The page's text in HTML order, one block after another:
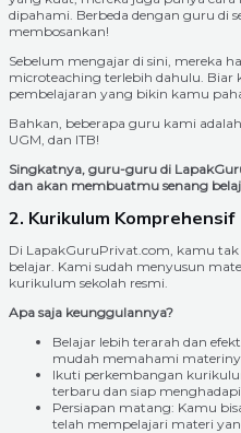
dipahami. Berbeda dengan guru di
membosankan!
Sebelum mengajar di sini, mereka
microteaching terlebih dahulu. Biar
pembelajaran yang bikin kamu
Bahkan, beberapa guru kami
UGM, dan ITB!
Singkatnya, guru-guru di
dan akan membuatmu senang
2. Kurikulum Komprehensif
Di LapakGuruPrivat.com, kamu
belajar. Kami sudah menyusun
kurikulum sekolah resmi.
Apa saja keunggulannya?
Belajar lebih terarah dan
mudah memahami
Ikuti perkembangan
terbaru dan siap
Persiapan matang: Kamu
telah mempelajari materi